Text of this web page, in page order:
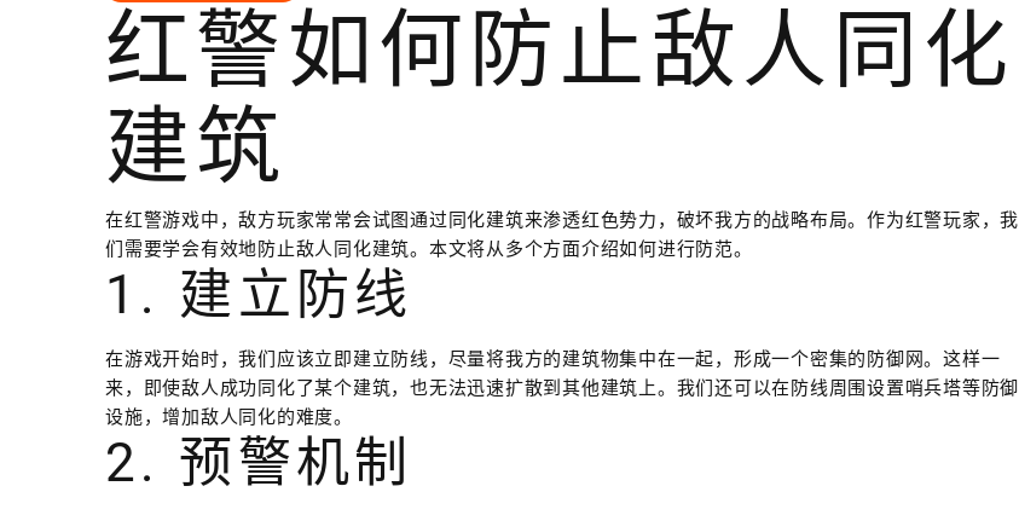
红警如何防止敌人同化
建筑
在红警游戏中，敌方玩家常常会试图通过同化建筑来渗透红色势力，破坏我方的战略布局。作为红警玩家，我
们需要学会有效地防止敌人同化建筑。本文将从多个方面介绍如何进行防范。
1. 建立防线
在游戏开始时，我们应该立即建立防线，尽量将我方的建筑物集中在一起，形成一个密集的防御网。这样一
来，即使敌人成功同化了某个建筑，也无法迅速扩散到其他建筑上。我们还可以在防线周围设置哨兵塔等防御
设施，增加敌人同化的难度。
2. 预警机制